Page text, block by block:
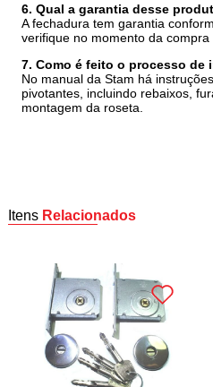
6. Qual a garantia desse
A fechadura tem garantia
verifique no momento da compra
7. Como é feito o processo de
No manual da Stam há
pivotantes, incluindo rebaixos,
montagem da roseta.
Itens Relacionados